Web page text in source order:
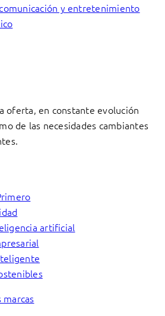
y entretenimiento
oferta, en constante evolución
de las necesidades cambiantes
artificial